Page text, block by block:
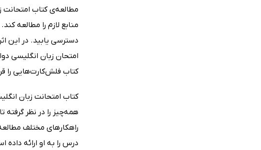
دسترسی یابید. در این
امتحان زبان انگلیسی
کتاب فلش‌کارت‌هایی را
همه‌چیز را در نظر گرفته
راهکارهای مختلف
درس را به او ارائه